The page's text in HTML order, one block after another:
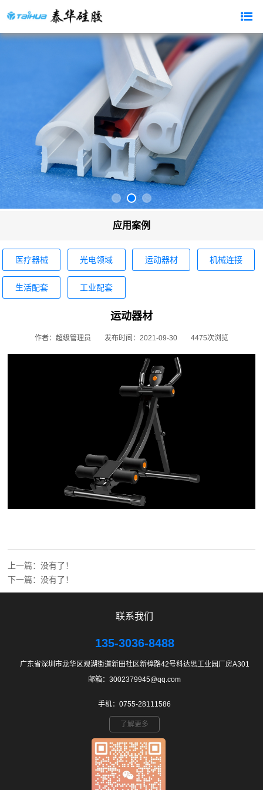
应用案例
医疗器械 光电领域 运动器材 机械连接
生活配套 工业配套
运动器材
作者：超级管理员 发布时间：2021-09-30 4475次浏览
上一篇：没有了！
下一篇：没有了！
联系我们
135-3036-8488
广东省深圳市龙华区观湖街道新田社区新樟路42号科达思工业园厂房A301
邮箱：3002379945@qq.com
手机：0755-28111586
了解更多